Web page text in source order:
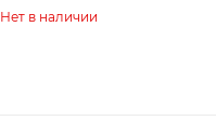
Нет в наличии